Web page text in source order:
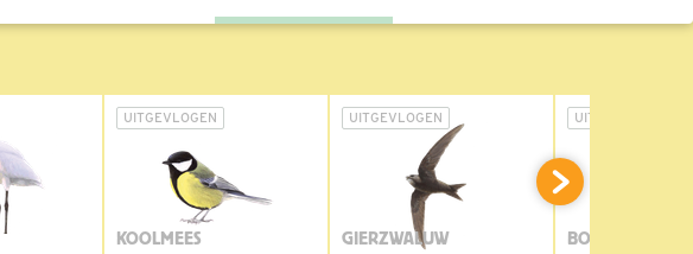
UITGEVLOGEN
KOOLMEES
UITGEVLOGEN
GIERZWALUW
UITGEVLOGEN
BOSUIL